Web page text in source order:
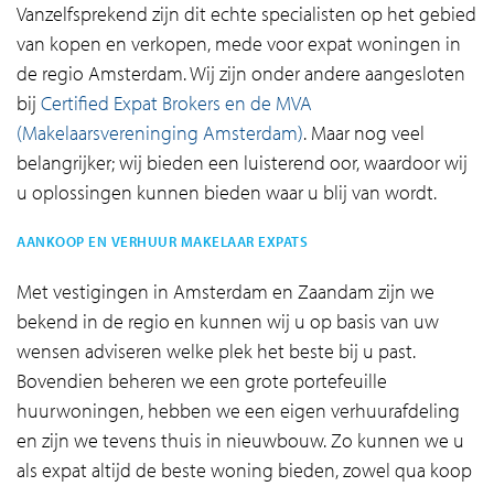
Vanzelfsprekend zijn dit echte specialisten op het gebied
van kopen en verkopen, mede voor expat woningen in
de regio Amsterdam. Wij zijn onder andere aangesloten
bij Certified Expat Brokers en de MVA
(Makelaarsvereninging Amsterdam). Maar nog veel
belangrijker; wij bieden een luisterend oor, waardoor wij
u oplossingen kunnen bieden waar u blij van wordt.
AANKOOP EN VERHUUR MAKELAAR EXPATS
Met vestigingen in Amsterdam en Zaandam zijn we
bekend in de regio en kunnen wij u op basis van uw
wensen adviseren welke plek het beste bij u past.
Bovendien beheren we een grote portefeuille
huurwoningen, hebben we een eigen verhuurafdeling
en zijn we tevens thuis in nieuwbouw. Zo kunnen we u
als expat altijd de beste woning bieden, zowel qua koop